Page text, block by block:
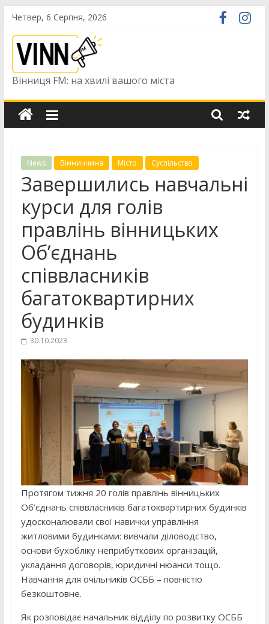
Skip
content
Четвер, 6 Серпня, 2026
Вінниця FM: на хвилі вашого міста
News Вінниччина Місто Суспільство
Завершились навчальні
курси для голів
правлінь вінницьких
Об’єднань
співвласників
багатоквартирних
будинків
30.10.2023
Протягом тижня 20 голів правлінь вінницьких
Об’єднань співвласників багатоквартирних будинків
удосконалювали свої навички управління
житловими будинками: вивчали діловодство,
основи бухобліку неприбуткових організацій,
укладання договорів, юридичні нюанси тощо.
Навчання для очільників ОСББ – повністю
безкоштовне.
Як розповідає начальник відділу по розвитку ОСББ